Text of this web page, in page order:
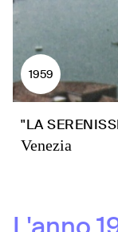
1959
"LA
Venezia